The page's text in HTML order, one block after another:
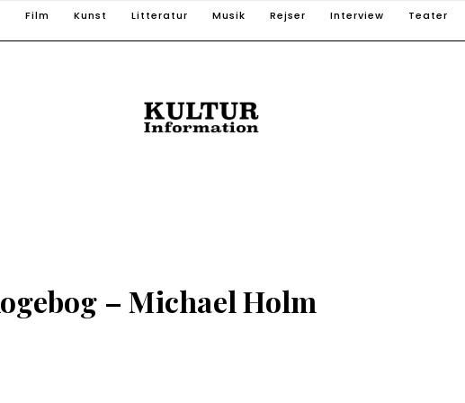
Film Kunst Litteratur Musik Rejser Interview Teater
– Michael Holm